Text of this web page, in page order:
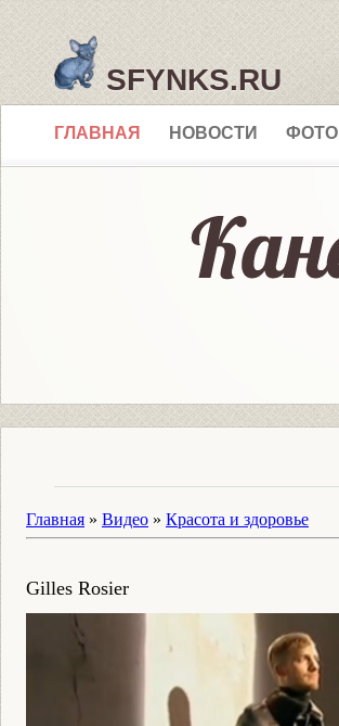
SFYNKS.RU
ГЛАВНАЯ НОВОСТИ ФОТО
Главная » Видео » Красота и здоровье
Gilles Rosier